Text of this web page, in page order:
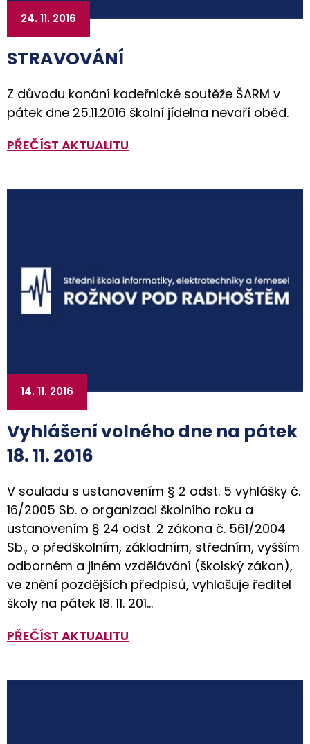
STRAVOVÁNÍ
24. 11. 2016
Z důvodu konání kadeřnické soutěže ŠARM v
pátek dne 25.11.2016 školní jídelna nevaří oběd.
PŘEČÍST AKTUALITU
Vyhlášení volného dne na pátek
18. 11. 2016
14. 11. 2016
V souladu s ustanovením § 2 odst. 5 vyhlášky č.
16/2005 Sb. o organizaci školního roku a
ustanovením § 24 odst. 2 zákona č. 561/2004
Sb., o předškolním, základním, středním, vyšším
odborném a jiném vzdělávání (školský zákon),
ve znění pozdějších předpisů, vyhlašuje ředitel
školy na pátek 18. 11. 201…
PŘEČÍST AKTUALITU